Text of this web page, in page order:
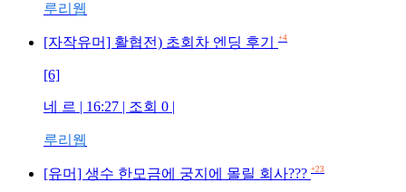
루리웹
[자작유머] 활협전) 초회차 엔딩 후기 +4
[6]
네 르 | 16:27 | 조회 0 |
루리웹
[유머] 생수 한모금에 궁지에 몰릴 회사??? +23